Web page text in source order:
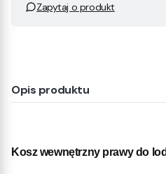
Zapytaj o produkt
Opis produktu
Kosz wewnętrzny prawy do